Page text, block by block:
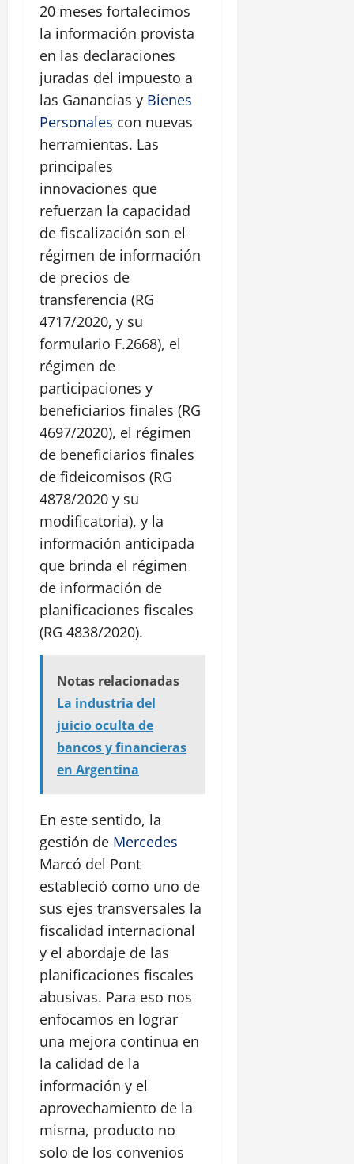
20 meses fortalecimos
la información provista
en las declaraciones
juradas del impuesto a
las Ganancias y Bienes
Personales con nuevas
herramientas. Las
principales
innovaciones que
refuerzan la capacidad
de fiscalización son el
régimen de información
de precios de
transferencia (RG
4717/2020, y su
formulario F.2668), el
régimen de
participaciones y
beneficiarios finales (RG
4697/2020), el régimen
de beneficiarios finales
de fideicomisos (RG
4878/2020 y su
modificatoria), y la
información anticipada
que brinda el régimen
de información de
planificaciones fiscales
(RG 4838/2020).
Notas relacionadas
La industria del
juicio oculta de
bancos y financieras
en Argentina
En este sentido, la
gestión de Mercedes
Marcó del Pont
estableció como uno de
sus ejes transversales la
fiscalidad internacional
y el abordaje de las
planificaciones fiscales
abusivas. Para eso nos
enfocamos en lograr
una mejora continua en
la calidad de la
información y el
aprovechamiento de la
misma, producto no
solo de los convenios